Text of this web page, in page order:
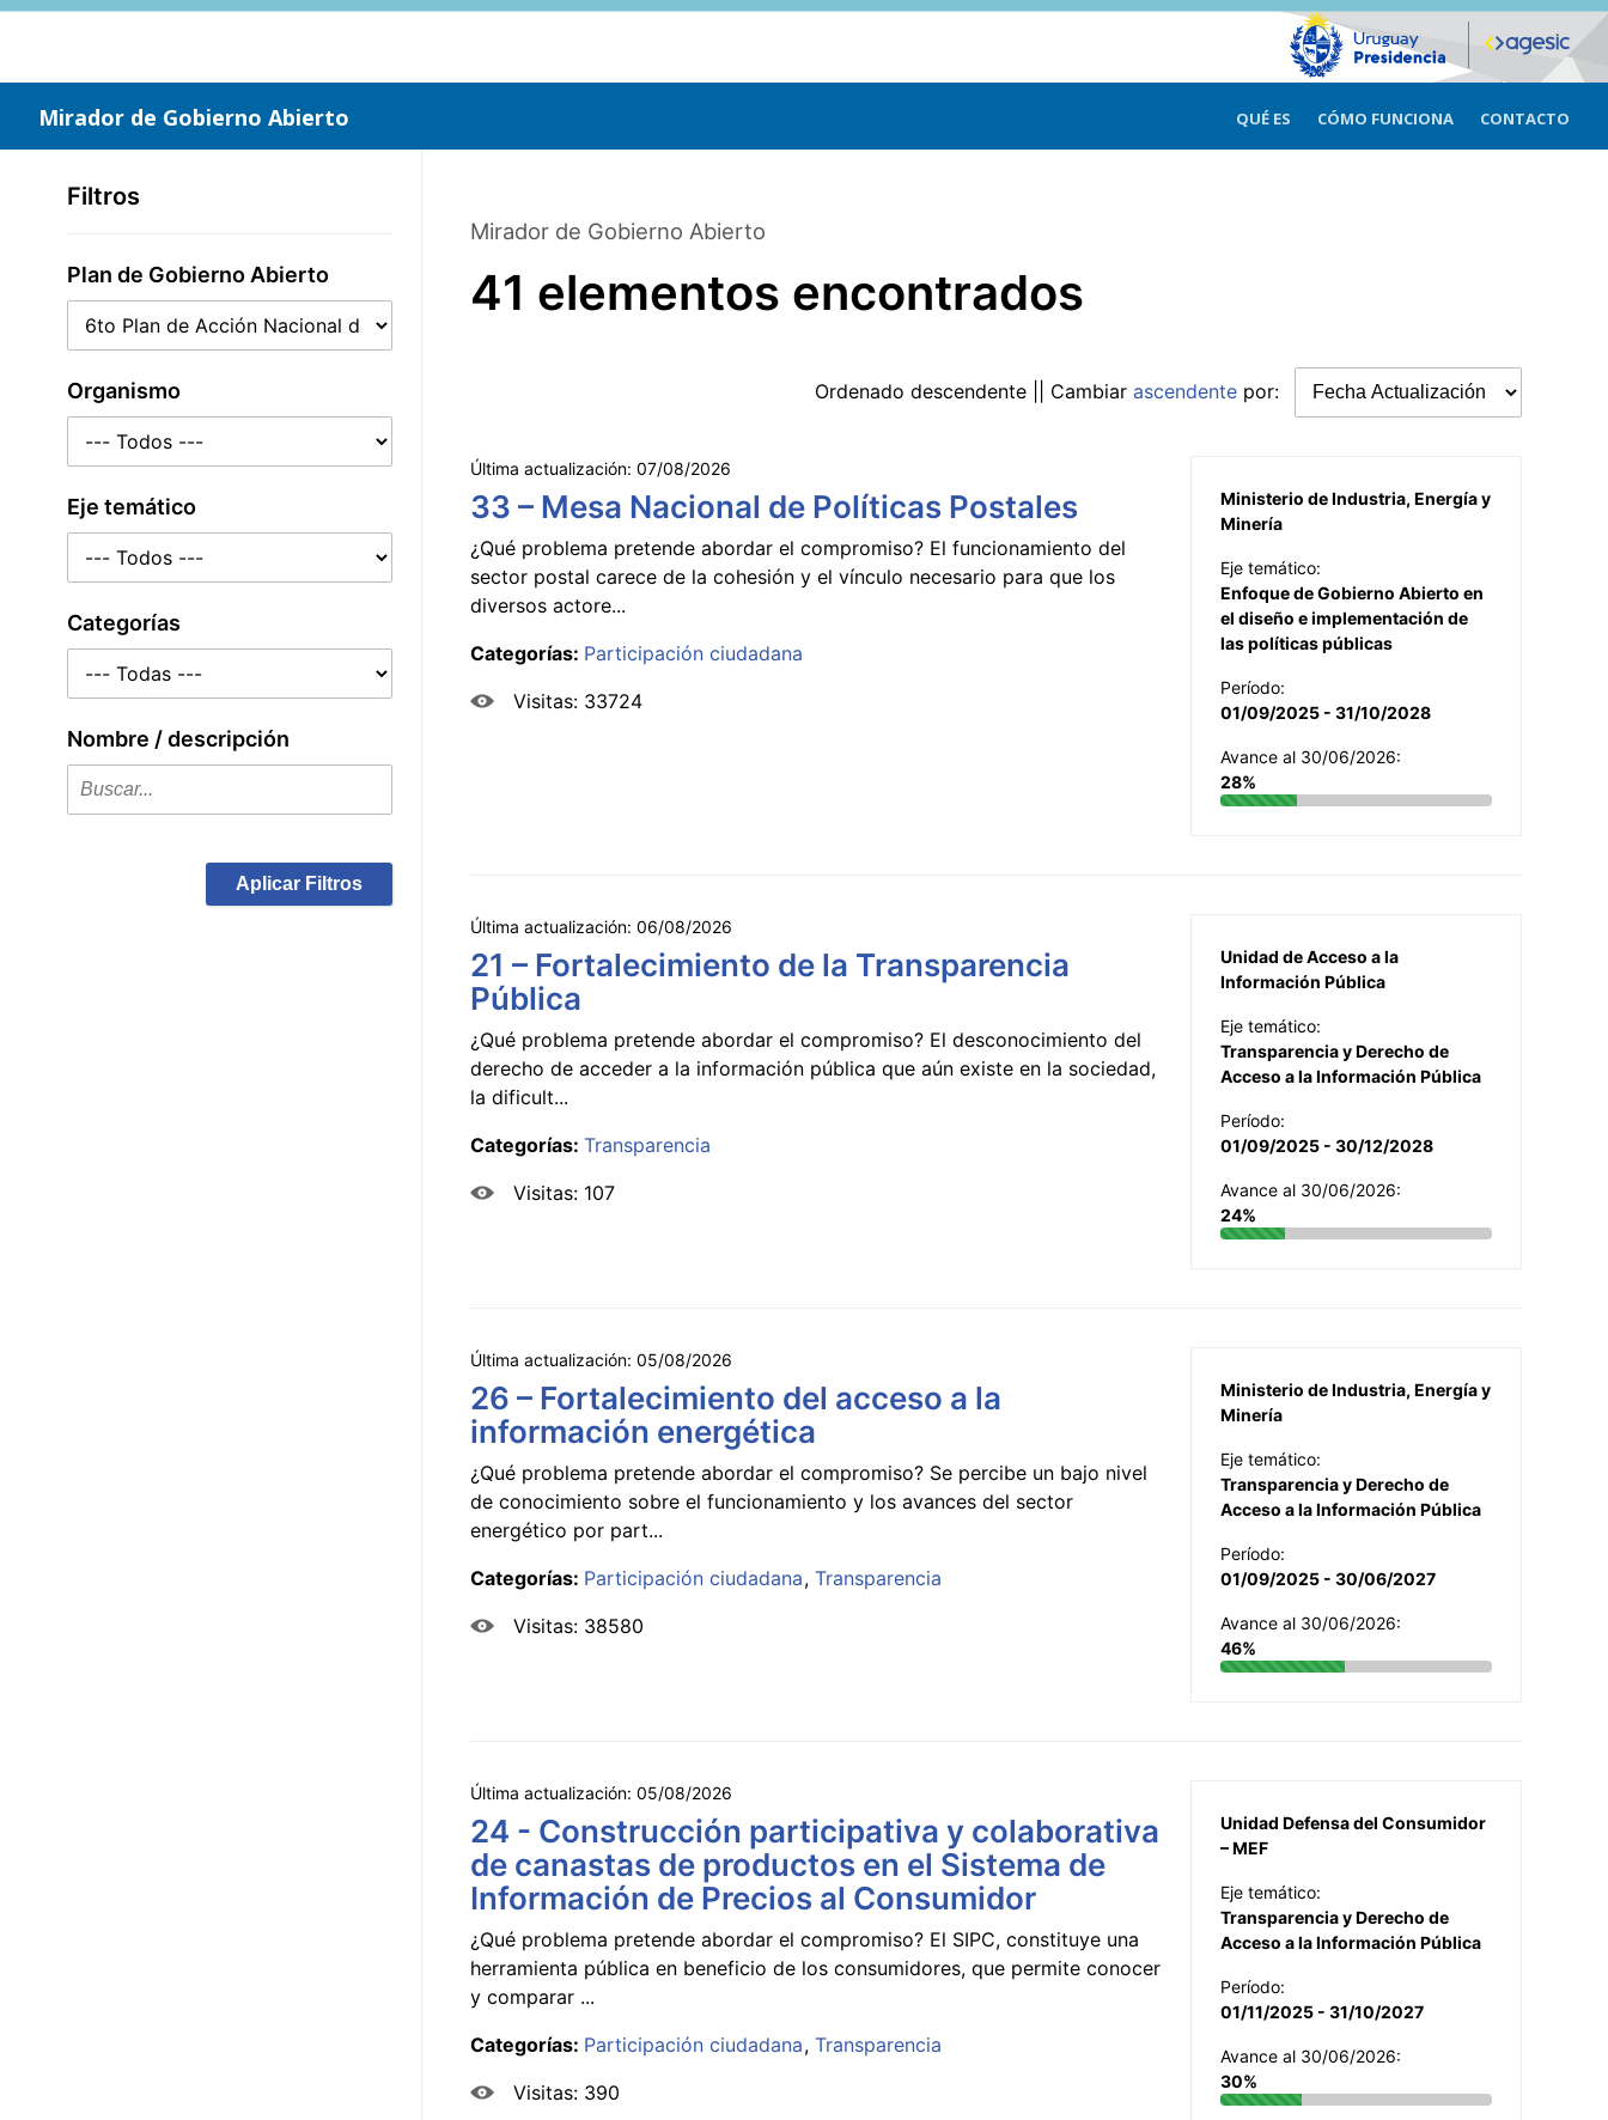
Saltar
Mirador de Gobierno Abierto QUÉ ES CÓMO FUNCIONA CONTACTO
Filtros
Plan de Gobierno Abierto
Organismo
Eje temático
Categorías
Nombre / descripción
Aplicar Filtros
Mirador de Gobierno Abierto
41 elementos encontrados
Ordenado descendente || Cambiar ascendente por:
Última actualización: 07/08/2026
33 – Mesa Nacional de Políticas Postales
¿Qué problema pretende abordar el compromiso? El funcionamiento del
sector postal carece de la cohesión y el vínculo necesario para que los
diversos actore...
Categorías: Participación ciudadana
Visitas: 33724
Ministerio de Industria, Energía y
Minería
Eje temático:
Enfoque de Gobierno Abierto en
el diseño e implementación de
las políticas públicas
Período:
01/09/2025 - 31/10/2028
Avance al 30/06/2026:
28%
Última actualización: 06/08/2026
21 – Fortalecimiento de la Transparencia
Pública
¿Qué problema pretende abordar el compromiso? El desconocimiento del
derecho de acceder a la información pública que aún existe en la sociedad,
la dificult...
Categorías: Transparencia
Visitas: 107
Unidad de Acceso a la
Información Pública
Eje temático:
Transparencia y Derecho de
Acceso a la Información Pública
Período:
01/09/2025 - 30/12/2028
Avance al 30/06/2026:
24%
Última actualización: 05/08/2026
26 – Fortalecimiento del acceso a la
información energética
¿Qué problema pretende abordar el compromiso? Se percibe un bajo nivel
de conocimiento sobre el funcionamiento y los avances del sector
energético por part...
Categorías: Participación ciudadana Transparencia
Visitas: 38580
Ministerio de Industria, Energía y
Minería
Eje temático:
Transparencia y Derecho de
Acceso a la Información Pública
Período:
01/09/2025 - 30/06/2027
Avance al 30/06/2026:
46%
Última actualización: 05/08/2026
24 - Construcción participativa y colaborativa
de canastas de productos en el Sistema de
Información de Precios al Consumidor
¿Qué problema pretende abordar el compromiso? El SIPC, constituye una
herramienta pública en beneficio de los consumidores, que permite conocer
y comparar ...
Categorías: Participación ciudadana Transparencia
Visitas: 390
Unidad Defensa del Consumidor
– MEF
Eje temático:
Transparencia y Derecho de
Acceso a la Información Pública
Período:
01/11/2025 - 31/10/2027
Avance al 30/06/2026:
30%